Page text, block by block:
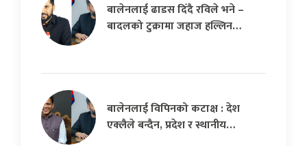
बालेनलाई ढाडस दिँदै रविले भने –
बादलको टुक्रामा जहाज हल्लिन…
बालेनलाई विपिनको कटाक्ष : देश
एक्लैले बन्दैन, प्रदेश र स्थानीय…